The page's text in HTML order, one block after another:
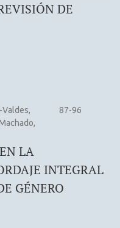
DE
87-96
LA
INTEGRAL
GÉNERO